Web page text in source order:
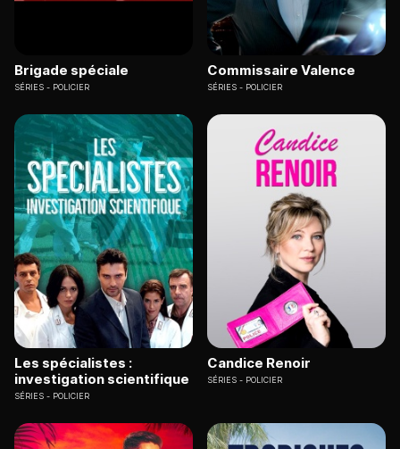
Brigade spéciale
SÉRIES POLICIER
Commissaire Valence
SÉRIES POLICIER
Les spécialistes :
investigation scientifique
SÉRIES POLICIER
Candice Renoir
SÉRIES POLICIER